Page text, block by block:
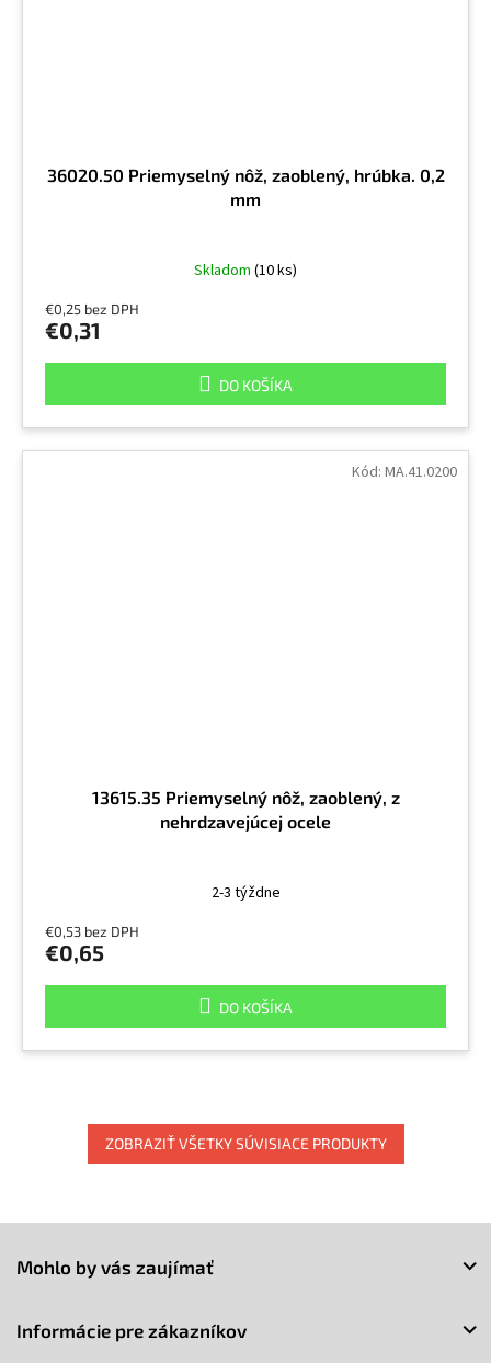
36020.50 Priemyselný nôž, zaoblený, hrúbka. 0,2
mm
Skladom (10 ks)
€0,25 bez DPH
€0,31
DO KOŠÍKA
13615.35 Priemyselný nôž, zaoblený, z
nehrdzavejúcej ocele
2-3 týždne
€0,53 bez DPH
€0,65
DO KOŠÍKA
Kód: MA.41.0200
ZOBRAZIŤ VŠETKY SÚVISIACE PRODUKTY
Mohlo by vás zaujímať
Informácie pre zákazníkov